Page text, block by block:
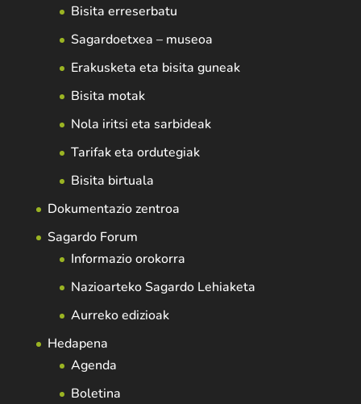
Bisita erreserbatu
Sagardoetxea – museoa
Erakusketa eta bisita guneak
Bisita motak
Nola iritsi eta sarbideak
Tarifak eta ordutegiak
Bisita birtuala
Dokumentazio zentroa
Sagardo Forum
Informazio orokorra
Nazioarteko Sagardo Lehiaketa
Aurreko edizioak
Hedapena
Agenda
Boletina